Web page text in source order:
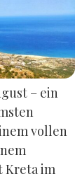
– ein
vollen
Kreta im